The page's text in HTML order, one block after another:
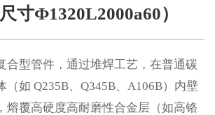
寸Ф1320L2000a60）
合型管件，通过堆焊工艺，在普通碳
（如 Q235B、Q345B、A106B）内壁
熔覆高硬度高耐磨性合金层（如高铬